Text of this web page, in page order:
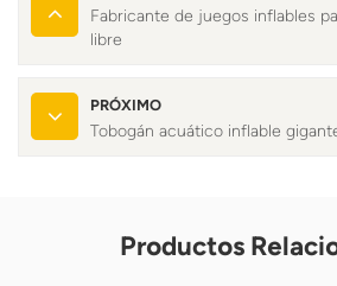
Fabricante de juegos inflables
libre
PRÓXIMO
Tobogán acuático inflable
Productos